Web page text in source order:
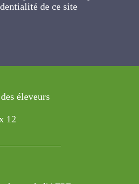
de ce site
éleveurs
12